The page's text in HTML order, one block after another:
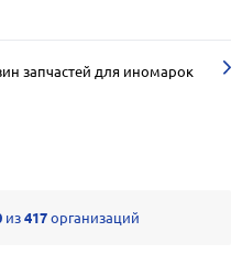
запчастей для иномарок
из417организаций